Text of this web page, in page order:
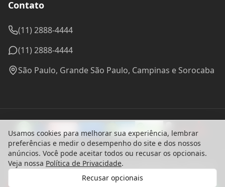
Contato
(11) 2888-4444
(11) 2888-4444
São Paulo, Grande São Paulo, Campinas e Sorocaba
© 2024 Madel Madeiras. CNPJ: 57.314.288/0001-96 - Todos os
Usamos cookies para melhorar sua experiência, lembrar
preferências e medir o desempenho do site e dos nossos
anúncios. Você pode aceitar todos ou recusar os opcionais.
Veja nossa Política de Privacidade.
Recusar opcionais